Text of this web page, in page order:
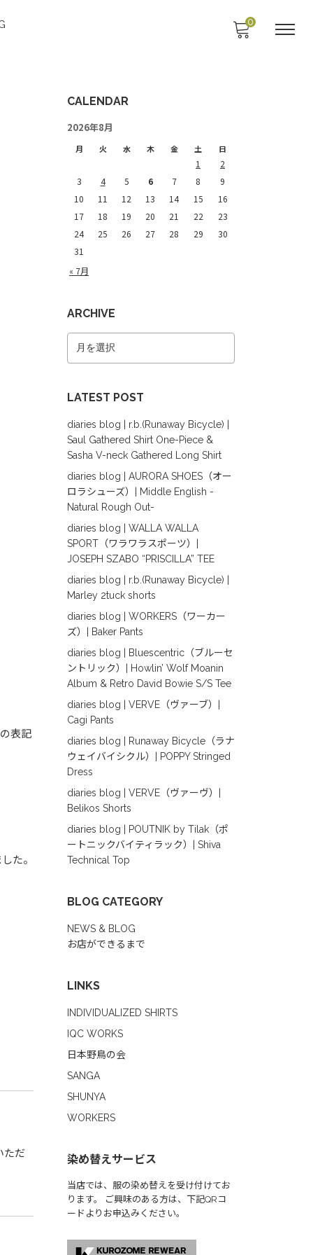
0
表記
た。
ただ
CALENDAR
2026年8月
月 火 水 木 金 土 日
« 7月
1
2
3
4 5 6 7 8
9
10
11 12 13 14 15
16
17
18 19 20 21 22
23
24
25 26 27 28 29
30
31
ARCHIVE
LATEST POST
diaries blog | r.b.(Runaway Bicycle) |
Saul Gathered Shirt One-Piece &
Sasha V-neck Gathered Long Shirt
diaries blog | AURORA SHOES（オー
ロラシューズ）| Middle English -
Natural Rough Out-
diaries blog | WALLA WALLA
SPORT（ワラワラスポーツ）|
JOSEPH SZABO “PRISCILLA” TEE
diaries blog | r.b.(Runaway Bicycle) |
Marley 2tuck shorts
diaries blog | WORKERS（ワーカー
ズ）| Baker Pants
diaries blog | Bluescentric（ブルーセ
ントリック）| Howlin’ Wolf Moanin
Album & Retro David Bowie S/S Tee
diaries blog | VERVE（ヴァーブ）|
Cagi Pants
diaries blog | Runaway Bicycle（ラナ
ウェイバイシクル）| POPPY Stringed
Dress
diaries blog | VERVE（ヴァーヴ）|
Belikos Shorts
diaries blog | POUTNIK by Tilak（ポ
ートニックバイティラック）| Shiva
Technical Top
BLOG CATEGORY
NEWS & BLOG
お店ができるまで
LINKS
INDIVIDUALIZED SHIRTS
IQC WORKS
日本野鳥の会
SANGA
SHUNYA
WORKERS
染め替えサービス
当店では、服の染め替えを受け付けてお
ります。 ご興味のある方は、下記QRコ
ードよりお申込みください。